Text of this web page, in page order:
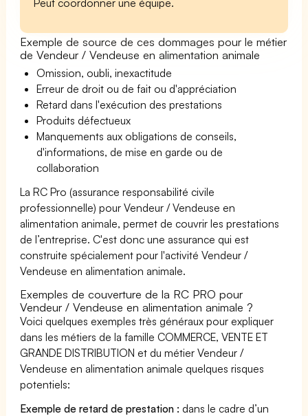
Exemple de source de ces dommages pour le métier
de Vendeur / Vendeuse en alimentation animale
Omission, oubli, inexactitude
Erreur de droit ou de fait ou d'appréciation
Retard dans l'exécution des prestations
Produits défectueux
Manquements aux obligations de conseils,
d'informations, de mise en garde ou de
collaboration
La RC Pro (assurance responsabilité civile
professionnelle) pour Vendeur / Vendeuse en
alimentation animale, permet de couvrir les prestations
de l’entreprise. C'est donc une assurance qui est
construite spécialement pour l'activité Vendeur /
Vendeuse en alimentation animale.
Exemples de couverture de la RC PRO pour
Vendeur / Vendeuse en alimentation animale ?
Voici quelques exemples très généraux pour expliquer
dans les métiers de la famille COMMERCE, VENTE ET
GRANDE DISTRIBUTION et du métier Vendeur /
Vendeuse en alimentation animale quelques risques
potentiels:
Exemple de retard de prestation : dans le cadre d’un